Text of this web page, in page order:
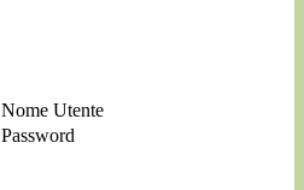
Nome Utente
Password